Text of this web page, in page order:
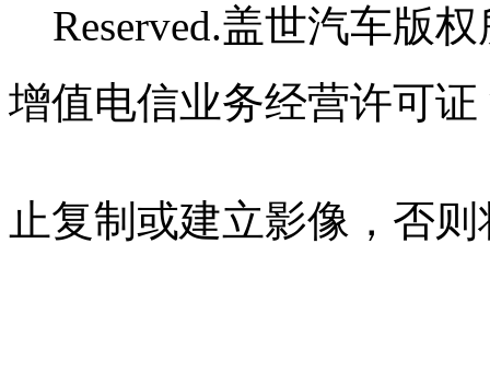
Reserved.盖世汽车版
增值电信业务经营许可证
止复制或建立影像，否